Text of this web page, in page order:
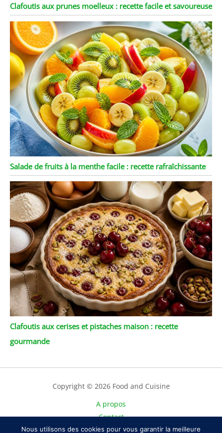
Clafoutis aux prunes moelleux : recette facile et savoureuse
Salade de fruits à la menthe facile : recette rafraîchissante
Clafoutis aux cerises et pistaches maison : recette
gourmande
Copyright © 2026 Food and Cuisine
A propos
Contact
Plan du site
Nous utilisons des cookies pour vous garantir la meilleure